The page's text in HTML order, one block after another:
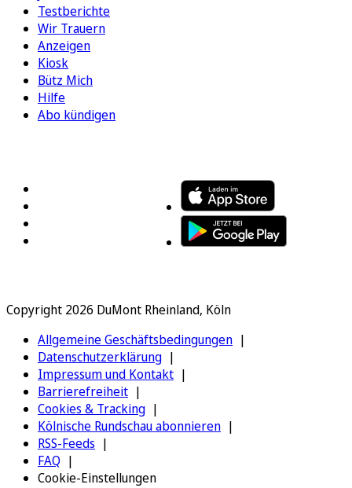
Testberichte
Wir Trauern
Anzeigen
Kiosk
Bütz Mich
Hilfe
Abo kündigen
Copyright 2026 DuMont Rheinland, Köln
Allgemeine Geschäftsbedingungen
Datenschutzerklärung
Impressum und Kontakt
Barrierefreiheit
Cookies & Tracking
Kölnische Rundschau abonnieren
RSS-Feeds
FAQ
Cookie-Einstellungen